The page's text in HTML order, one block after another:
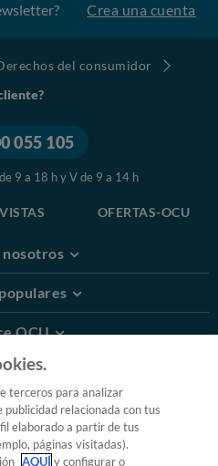
Crea una cuenta
del consumidor
055 105
9 a 18 h y V de 9 a 14 h
OFERTAS-OCU
nosotros
OCU
OCU
contratación de OCU
privacidad
terceros para analizar
relacionada con tus
elaborado a partir de tus
páginas visitadas).
AQUÍy configurar o